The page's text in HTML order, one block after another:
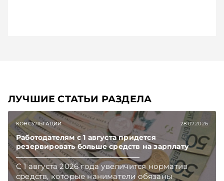
ЛУЧШИЕ СТАТЬИ РАЗДЕЛА
КОНСУЛЬТАЦИИ 28.07.2026
Работодателям с 1 августа придется
резервировать больше средств на зарплату
С 1 августа 2026 года увеличится норматив
средств, которые наниматели обязаны